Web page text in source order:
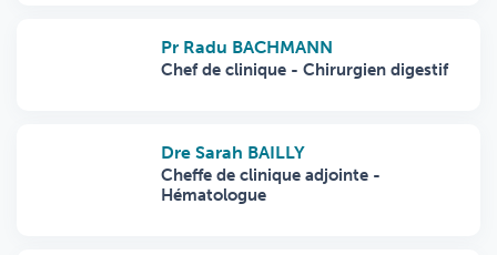
Pr Radu BACHMANN
Chef de clinique - Chirurgien digestif
Dre Sarah BAILLY
Cheffe de clinique adjointe -
Hématologue